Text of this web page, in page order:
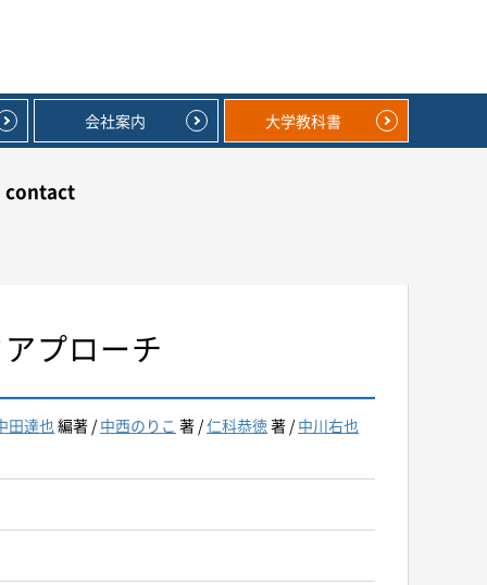
会社案内 大学教科書
contact
プローチ
田達也編著 / 中西のりこ 著 /仁科恭徳 著 / 中川右也